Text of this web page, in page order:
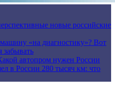
новые российские
«на диагностику»? Вот
забывать
автопром нужен России
в России 280 тысяч км: что